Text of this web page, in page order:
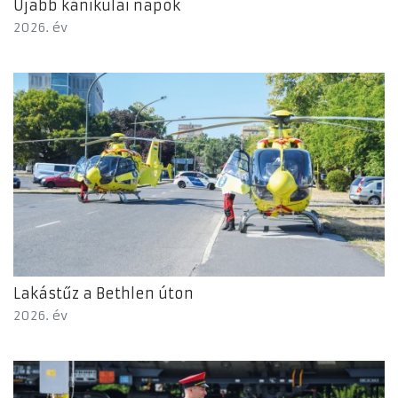
Újabb kánikulai napok
2026. év
Lakástűz a Bethlen úton
2026. év